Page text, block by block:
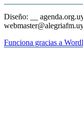
Diseño: __
Funciona gracias a